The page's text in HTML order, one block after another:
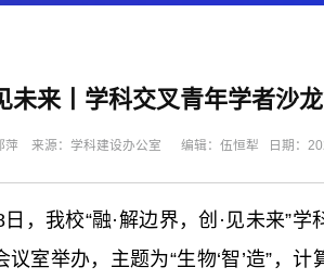
未来丨学科交叉青年学者沙
萍 来源：学科建设办公室 编辑：伍恒犁 日期：
，我校“融·解边界，创·见未来”
议室举办，主题为“生物‘智’造”，